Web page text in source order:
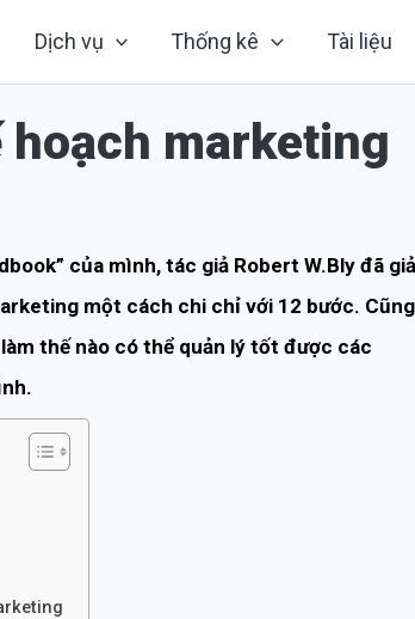
Dịch vụ Thống kê Tài liệu
hoạch marketing
của mình, tác giả Robert W.Bly đã
một cách chi chỉ với 12 bước. Cũng
thế nào có thể quản lý tốt được các